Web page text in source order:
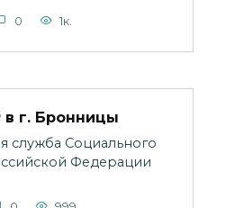
0 1к.
г. Бронницы
служба Социального
Федерации